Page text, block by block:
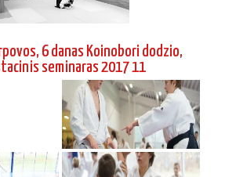
6 danas Koinobori dodzio,
seminaras 2017 11